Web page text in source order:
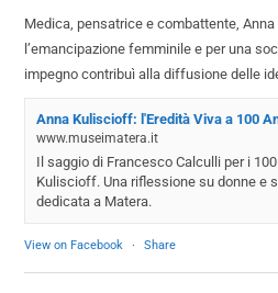
Medica, pensatrice e combattente,
l’emancipazione femminile e per una
impegno contribuì alla diffusione delle
Anna Kuliscioff: l'Eredità Viva a 100
www.museimatera.it
Il saggio di Francesco Calculli per i
Kuliscioff. Una riflessione su donne e
dedicata a Matera.
View on Facebook · Share